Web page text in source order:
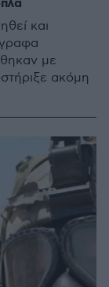
και
με
ακόμη